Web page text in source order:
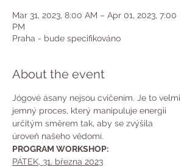
Mar 31, 2023, 8:00 AM – Apr 01, 2023, 7:00
PM
Praha - bude specifikováno
About the event
Jógové ásany nejsou cvičením. Je to velmi
jemný proces, který manipuluje energii
určitým směrem tak, aby se zvýšila
úroveň našeho vědomí.
PROGRAM WORKSHOP:
PÁTEK, 31. března 2023